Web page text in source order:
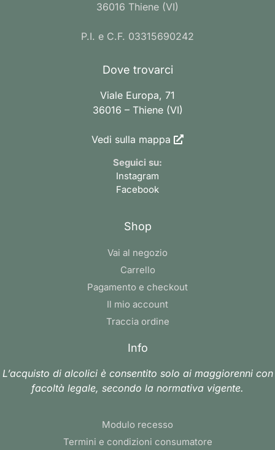
36016 Thiene (VI)
P.I. e C.F. 03315690242
Dove trovarci
Viale Europa, 71
36016 – Thiene (VI)
Vedi sulla mappa
Seguici su:
Instagram
Facebook
Shop
Vai al negozio
Carrello
Pagamento e checkout
Il mio account
Traccia ordine
Info
L’acquisto di alcolici è consentito solo ai maggiorenni con
facoltà legale, secondo la normativa vigente.
Modulo recesso
Termini e condizioni consumatore